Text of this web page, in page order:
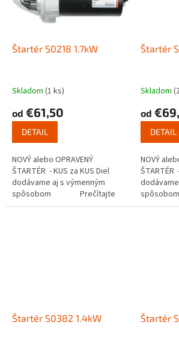
Štartér S0218 1.7kW
Skladom (1 ks)
od €61,50
DETAIL
NOVÝ alebo OPRAVENÝ
ŠTARTÉR - KUS za KUS Diel
dodávame aj s výmenným
spôsobom Prečítajte
si ako funguje...
Štartér
Skladom
od
DETAIL
NOVÝ
ŠTARTÉR
si ako
Štartér S0382 1.4kW Štartér